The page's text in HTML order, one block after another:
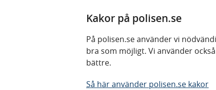
Kakor på polisen.se
På polisen.se använder vi
bra som möjligt. Vi använder
bättre.
Så här använder polisen.se kakor